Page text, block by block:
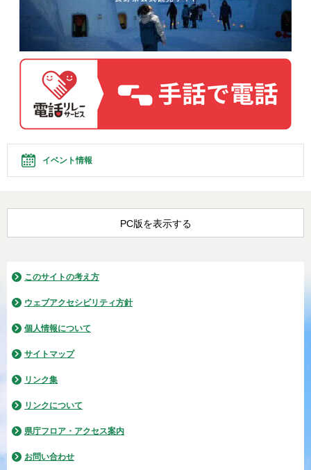
イベント情報
PC版を表示する
このサイトの考え方
ウェブアクセシビリティ方針
個人情報について
サイトマップ
リンク集
リンクについて
県庁フロア・アクセス案内
お問い合わせ